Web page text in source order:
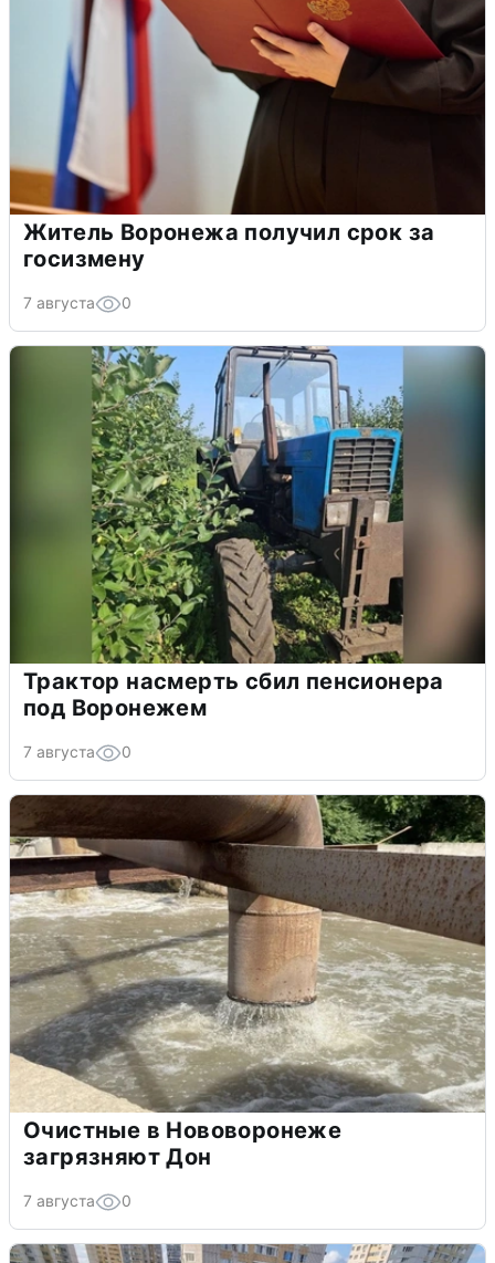
Житель Воронежа получил срок за
госизмену
7 августа 0
Трактор насмерть сбил пенсионера
под Воронежем
7 августа 0
Очистные в Нововоронеже
загрязняют Дон
7 августа 0